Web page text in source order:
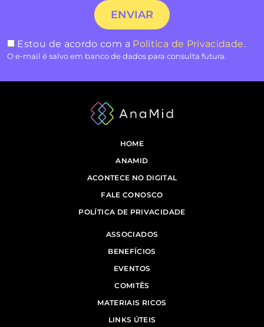
Estou de acordo com a Política de Privacidade.
O e-mail é salvo em banco de dados para consulta futura.
HOME
ANAMID
ACONTECE NO DIGITAL
FALE CONOSCO
POLÍTICA DE PRIVACIDADE
ASSOCIADOS
BENEFÍCIOS
EVENTOS
COMITÊS
MATERIAIS RICOS
LINKS ÚTEIS